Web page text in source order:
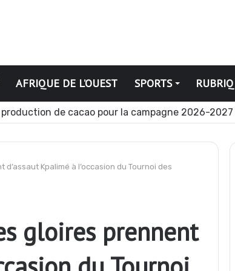
AFRIQUE DE L’OUEST SPORTS
Kpalimé à l’occasion du Tournoi des
gloires prennent